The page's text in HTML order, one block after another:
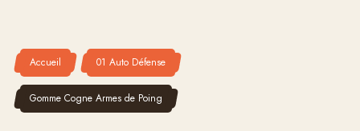
Accueil 01 Auto Défense
Gomme Cogne Armes de Poing